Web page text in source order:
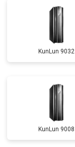
KunLun 9032
KunLun 9008